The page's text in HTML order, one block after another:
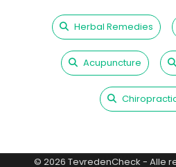
Herbal Remedies
Acupuncture
© 2026 TevredenCheck - Alle